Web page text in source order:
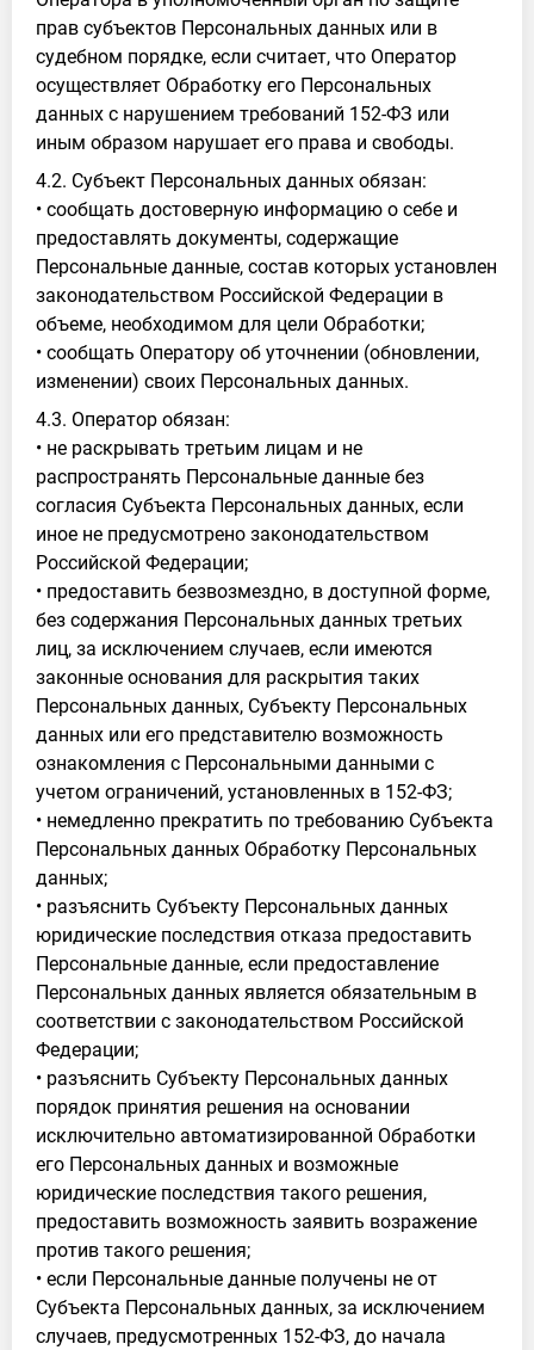
прав субъектов Персональных данных или в
судебном порядке, если считает, что Оператор
осуществляет Обработку его Персональных
данных с нарушением требований 152-ФЗ или
иным образом нарушает его права и свободы.
4.2. Субъект Персональных данных обязан:
• сообщать достоверную информацию о себе и
предоставлять документы, содержащие
Персональные данные, состав которых установлен
законодательством Российской Федерации в
объеме, необходимом для цели Обработки;
• сообщать Оператору об уточнении (обновлении,
изменении) своих Персональных данных.
4.3. Оператор обязан:
• не раскрывать третьим лицам и не
распространять Персональные данные без
согласия Субъекта Персональных данных, если
иное не предусмотрено законодательством
Российской Федерации;
• предоставить безвозмездно, в доступной форме,
без содержания Персональных данных третьих
лиц, за исключением случаев, если имеются
законные основания для раскрытия таких
Персональных данных, Субъекту Персональных
данных или его представителю возможность
ознакомления с Персональными данными с
учетом ограничений, установленных в 152-ФЗ;
• немедленно прекратить по требованию Субъекта
Персональных данных Обработку Персональных
данных;
• разъяснить Субъекту Персональных данных
юридические последствия отказа предоставить
Персональные данные, если предоставление
Персональных данных является обязательным в
соответствии с законодательством Российской
Федерации;
• разъяснить Субъекту Персональных данных
порядок принятия решения на основании
исключительно автоматизированной Обработки
его Персональных данных и возможные
юридические последствия такого решения,
предоставить возможность заявить возражение
против такого решения;
• если Персональные данные получены не от
Субъекта Персональных данных, за исключением
случаев, предусмотренных 152-ФЗ, до начала